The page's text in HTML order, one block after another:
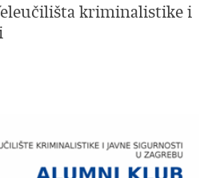
kriminalistike i